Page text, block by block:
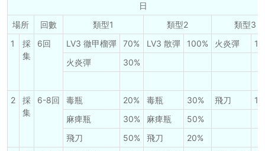
日
場所
回數 類型1 類型2
類型3
1
採
集
6回 LV3 徹甲榴彈 70% LV3 散彈 100% 火炎彈
火炎彈
30%
2
採
集
6-8回 毒瓶 20% 毒瓶 30% 飛刀
麻痺瓶
30% 麻痺瓶
50%
飛刀
50% 飛刀
20%